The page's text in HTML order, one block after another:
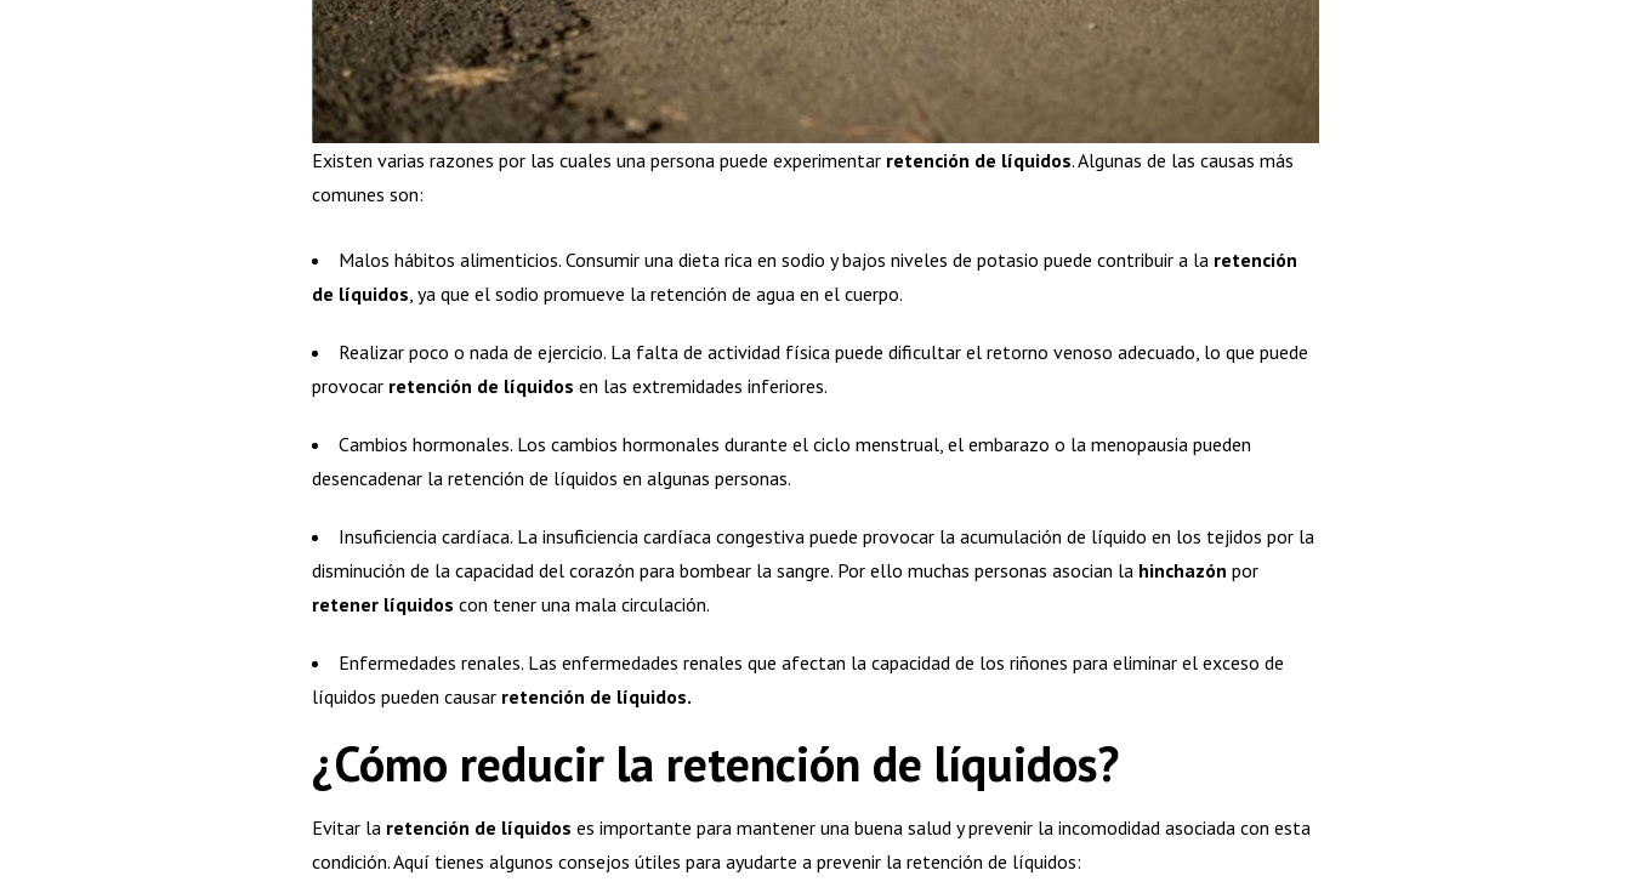
Existen varias razones por las cuales una persona puede experimentar retención de líquidos. Algunas de las causas más
comunes son:
Malos hábitos alimenticios. Consumir una dieta rica en sodio y bajos niveles de potasio puede contribuir a la retención
de líquidos, ya que el sodio promueve la retención de agua en el cuerpo.
Realizar poco o nada de ejercicio. La falta de actividad física puede dificultar el retorno venoso adecuado, lo que puede
provocar retención de líquidos en las extremidades inferiores.
Cambios hormonales. Los cambios hormonales durante el ciclo menstrual, el embarazo o la menopausia pueden
desencadenar la retención de líquidos en algunas personas.
Insuficiencia cardíaca. La insuficiencia cardíaca congestiva puede provocar la acumulación de líquido en los tejidos por la
disminución de la capacidad del corazón para bombear la sangre. Por ello muchas personas asocian la hinchazón por
retener líquidos con tener una mala circulación.
Enfermedades renales. Las enfermedades renales que afectan la capacidad de los riñones para eliminar el exceso de
líquidos pueden causar retención de líquidos.
¿Cómo reducir la retención de líquidos?
Evitar la retención de líquidos es importante para mantener una buena salud y prevenir la incomodidad asociada con esta
condición. Aquí tienes algunos consejos útiles para ayudarte a prevenir la retención de líquidos: